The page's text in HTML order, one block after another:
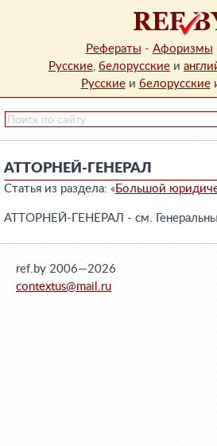
Рефераты - Афоризмы
Русские, белорусские и
Русскиеи белорусские
АТТОРНЕЙ-ГЕНЕРАЛ
Статья из раздела: «Большой
АТТОРНЕЙ-ГЕНЕРАЛ - см.
ref.by 2006—2026
contextus@mail.ru